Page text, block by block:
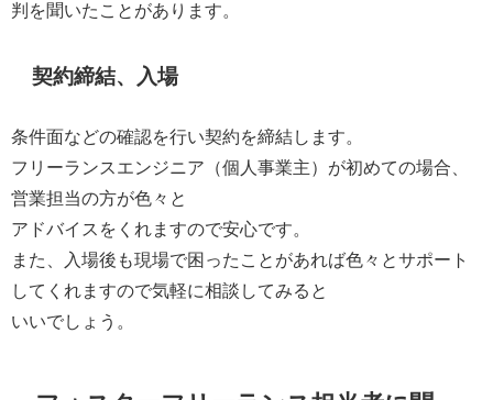
判を聞いたことがあります。
契約締結、入場
条件面などの確認を行い契約を締結します。
フリーランスエンジニア（個人事業主）が初めての場合、
営業担当の方が色々と
アドバイスをくれますので安心です。
また、入場後も現場で困ったことがあれば色々とサポート
してくれますので気軽に相談してみると
いいでしょう。